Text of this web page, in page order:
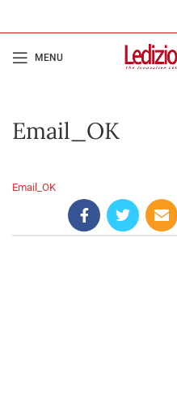
MENU
Email_OK
Email_OK